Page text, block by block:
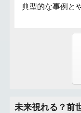
典型的な事例と
未来視れる？前